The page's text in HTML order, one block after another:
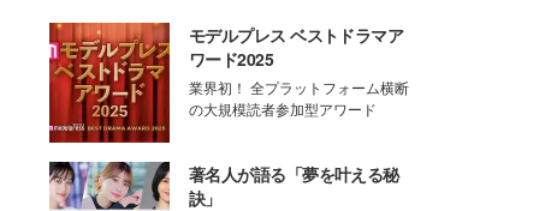
モデルプレス ベストドラマア
ワード2025
業界初！ 全プラットフォーム横断
の大規模読者参加型アワード
著名人が語る「夢を叶える秘
訣」